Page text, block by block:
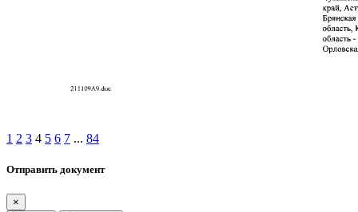
1 2 3 4 5 6 7 ... 84
Отправить документ
×